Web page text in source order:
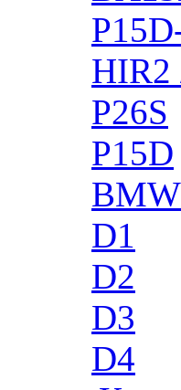
HIR2
P26S
P15D
D1
D2
D3
D4